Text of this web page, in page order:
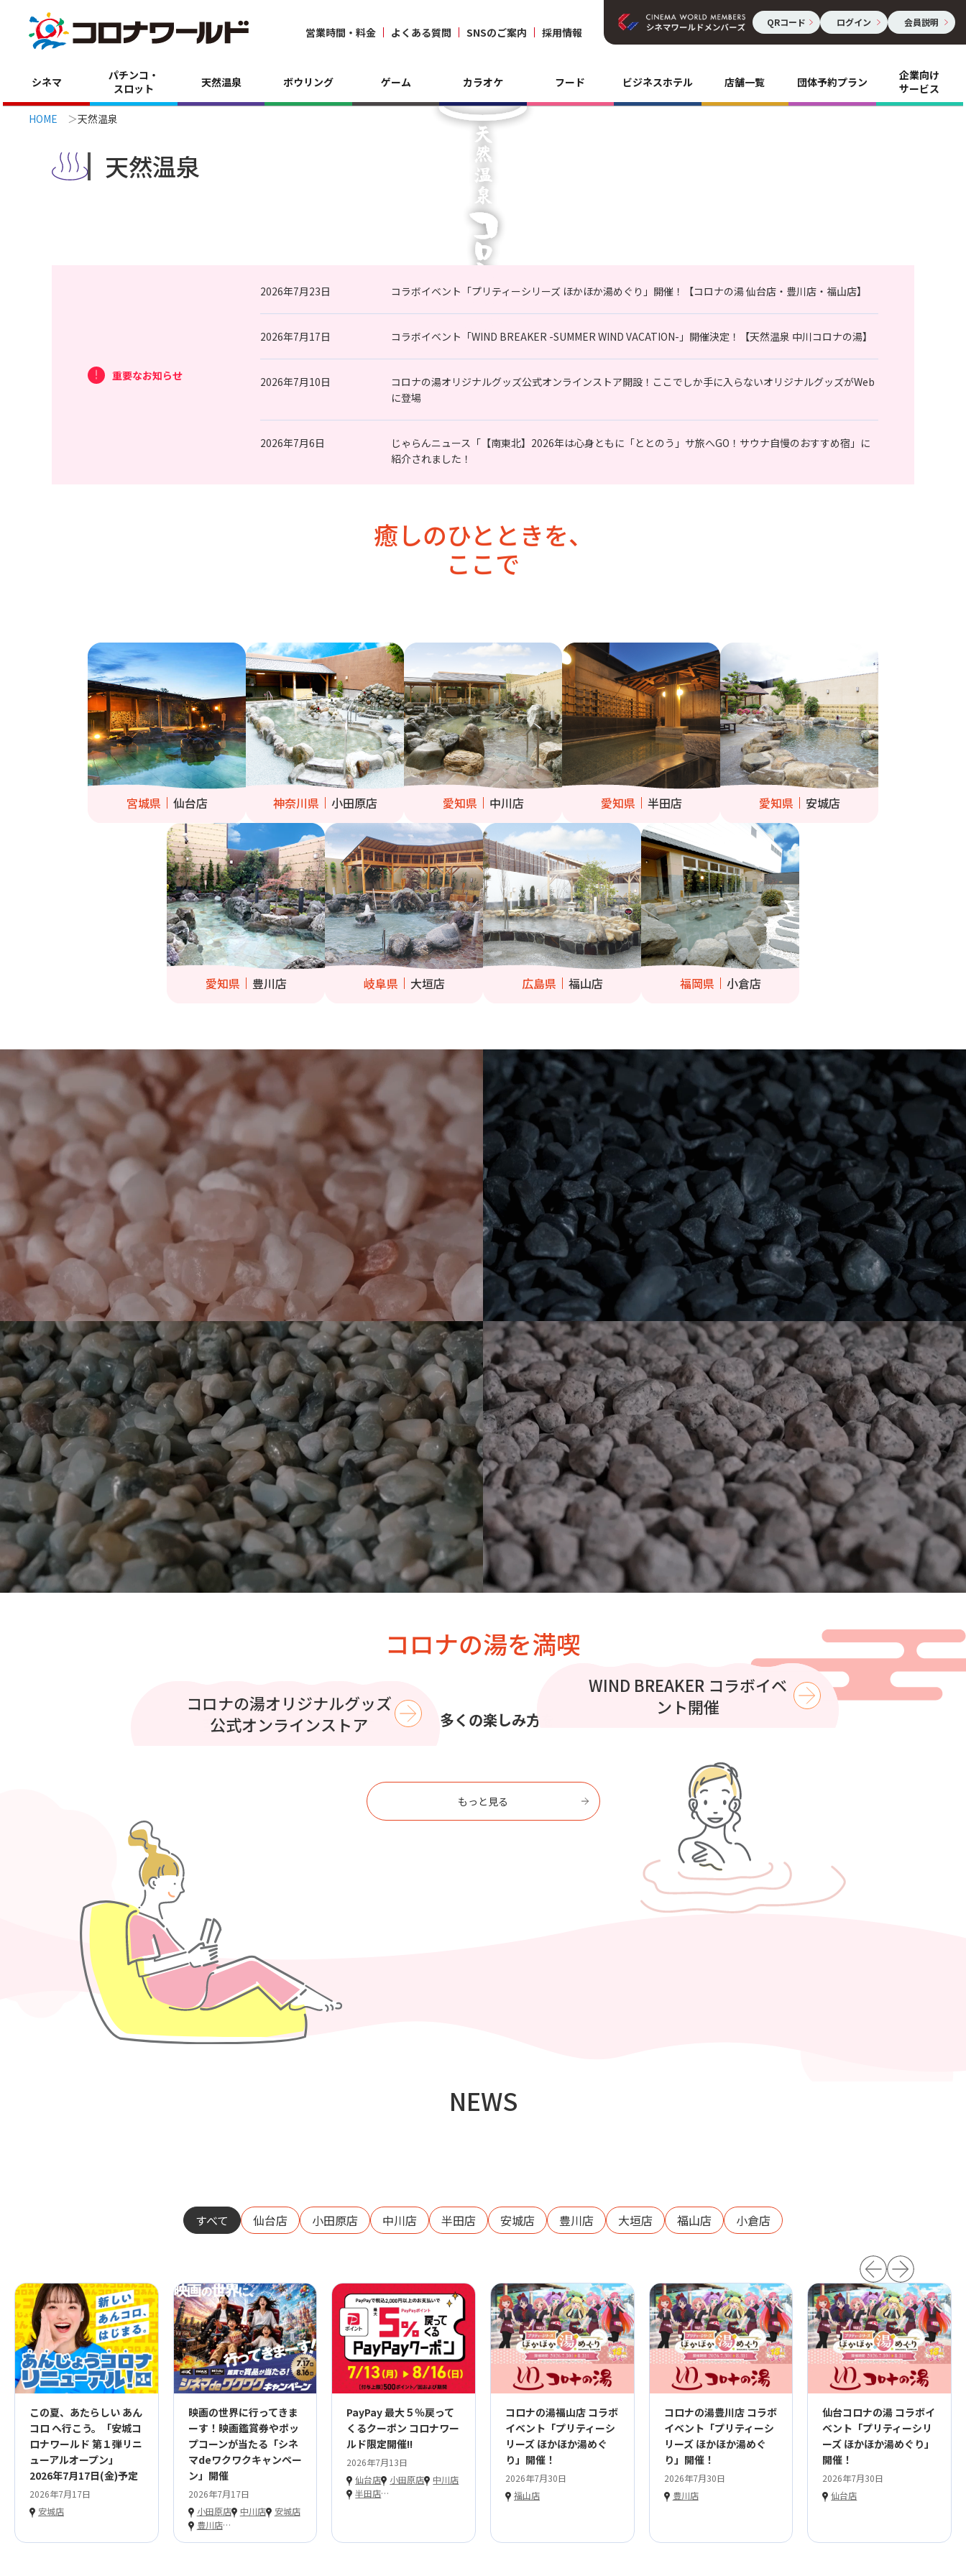
営業時間・料金 よくある質問 SNSのご案内 採用情報
QRコード ログイン 会員説明
シネマ
パチンコ・
スロット
天然温泉 ボウリング ゲーム カラオケ フード ビジネスホテル 店舗一覧 団体予約プラン
企業向け
サービス
HOME 天然温泉
天然温泉
重要なお知らせ
2026年7月23日 コラボイベント「プリティーシリーズ ほかほか湯めぐり」開催！【コロナの湯 仙台店・豊川店・福山店】
2026年7月17日 コラボイベント「WIND BREAKER -SUMMER WIND VACATION-」開催決定！【天然温泉 中川コロナの湯】
2026年7月10日
コロナの湯オリジナルグッズ公式オンラインストア開設！ここでしか手に入らないオリジナルグッズがWeb
に登場
2026年7月6日
じゃらんニュース「【南東北】2026年は心身ともに「ととのう」サ旅へGO！サウナ自慢のおすすめ宿」に
紹介されました！
癒しのひとときを、
ここで
宮城県 仙台店 神奈川県 小田原店 愛知県 中川店 愛知県 半田店 愛知県 安城店
愛知県 豊川店 岐阜県 大垣店 広島県 福山店 福岡県 小倉店
コロナの湯を満喫
より多くの楽しみ方を
コロナの湯で
至福のひとときを過ごす
この夏はコロナの湯で涼もう
【8月】
プリティシリーズ コラボイ
ベント開催
WIND BREAKER コラボイベ
ント開催
コロナの湯オリジナルグッズ
公式オンラインストア
もっと見る
NEWS
すべて 仙台店 小田原店 中川店 半田店 安城店 豊川店 大垣店 福山店 小倉店
この夏、あたらしい あん
コロ へ行こう。「安城コ
ロナワールド 第１弾リニ
ューアルオープン」
2026年7月17日(金)予定
2026年7月17日
安城店
映画の世界に行ってきま
ーす！映画鑑賞券やポッ
プコーンが当たる「シネ
マdeワクワクキャンペー
ン」開催
2026年7月17日
小田原店
中川店
安城店
豊川店…
PayPay 最大５％戻って
くるクーポン コロナワー
ルド限定開催!!
2026年7月13日
仙台店
小田原店
中川店
半田店…
コロナの湯福山店 コラボ
イベント「プリティーシ
リーズ ほかほか湯めぐ
り」開催！
2026年7月30日
福山店
コロナの湯豊川店 コラボ
イベント「プリティーシ
リーズ ほかほか湯めぐ
り」開催！
2026年7月30日
豊川店
仙台コロナの湯 コラボイ
ベント「プリティーシリ
ーズ ほかほか湯めぐり」
開催！
2026年7月30日
仙台店